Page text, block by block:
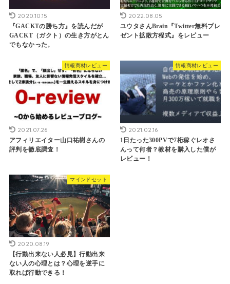
2020.10.15
『GACKTの勝ち方』を読んだが
GACKT（ガクト）の生き方がとん
でもなかった。
2022.08.05
ユウタさんBrain『Twitter無料プレ
ゼント拡散方程式』をレビュー
情報商材レビュー
2021.07.26
アフィリエイター山口祐樹さんの
評判を徹底調査！
情報商材レビュー
2021.02.16
1日たった300PVで7桁稼ぐレオさ
んって何者？教材を購入した僕が
レビュー！
マインドセット
2020.08.19
【行動出来ない人必見】行動出来
ない人の心理とは？心理を逆手に
取れば行動できる！